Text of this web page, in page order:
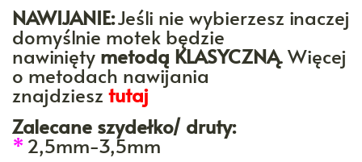
NAWIJANIE:Jeśli nie wybierzesz inaczej
domyślnie motek będzie
nawinięty metodą KLASYCZNĄ. Więcej
o metodach nawijania
znajdziesz tutaj
Zalecane szydełko/ druty:
* 2,5mm-3,5mm